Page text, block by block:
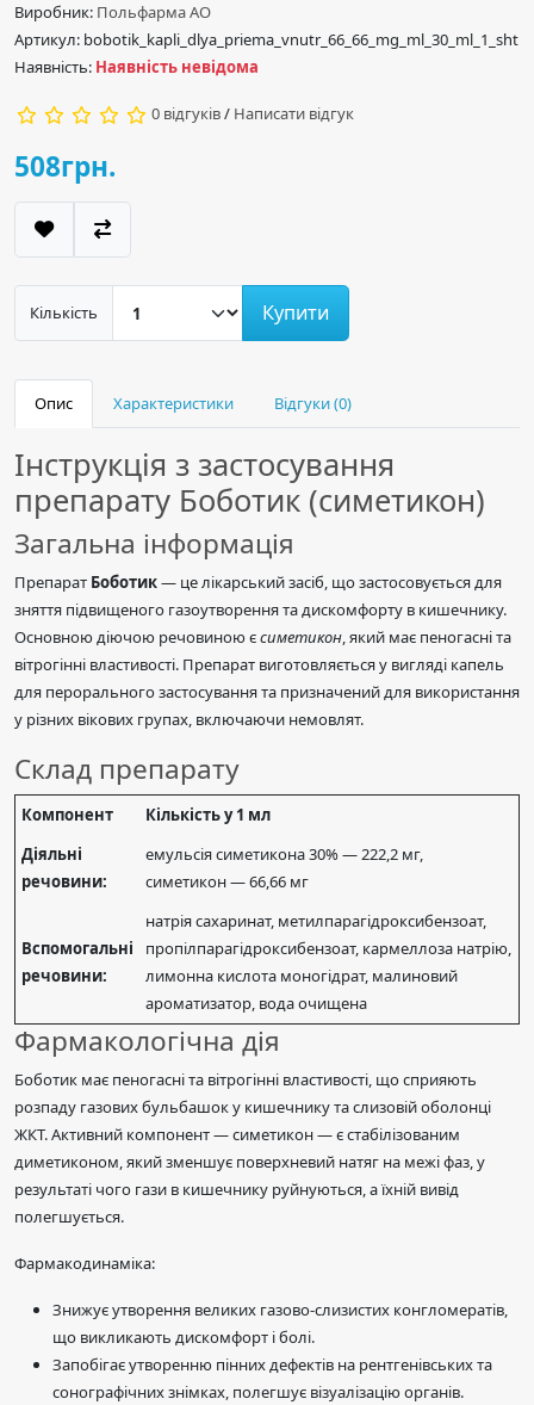
Виробник: Польфарма АО
Артикул: bobotik_kapli_dlya_priema_vnutr_66_66_mg_ml_30_ml_1_sht
Наявність: Наявність невідома
0 відгуків/ Написати відгук
508грн.
Кількість Купити
Опис Характеристики Відгуки (0)
Інструкція з застосування
препарату Боботик (симетикон)
Загальна інформація
Препарат Боботик— це лікарський засіб, що застосовується для
зняття підвищеного газоутворення та дискомфорту в кишечнику.
Основною діючою речовиною єсиметикон, який має пеногасні та
вітрогінні властивості. Препарат виготовляється у вигляді капель
для перорального застосування та призначений для використання
у різних вікових групах, включаючи немовлят.
Склад препарату
Компонент
Кількість у 1 мл
Діяльні
речовини:
емульсія симетикона 30% — 222,2 мг,
симетикон — 66,66 мг
Вспомогальні
речовини:
натрія сахаринат, метилпарагідроксибензоат,
пропілпарагідроксибензоат, кармеллоза натрію,
лимонна кислота моногідрат, малиновий
ароматизатор, вода очищена
Фармакологічна дія
Боботик має пеногасні та вітрогінні властивості, що сприяють
розпаду газових бульбашок у кишечнику та слизовій оболонці
ЖКТ. Активний компонент — симетикон — є стабілізованим
диметиконом, який зменшує поверхневий натяг на межі фаз, у
результаті чого гази в кишечнику руйнуються, а їхній вивід
полегшується.
Фармакодинаміка:
Знижує утворення великих газово-слизистих конгломератів,
що викликають дискомфорт і болі.
Запобігає утворенню пінних дефектів на рентгенівських та
сонографічних знімках, полегшує візуалізацію органів.